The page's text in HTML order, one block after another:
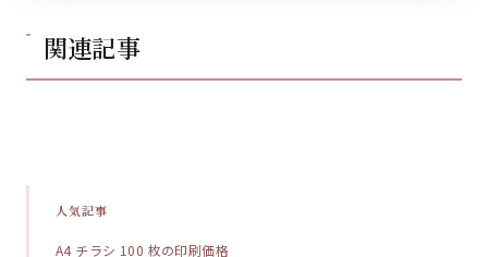
関連記事
人気記事
A4 チラシ 100 枚の印刷価格